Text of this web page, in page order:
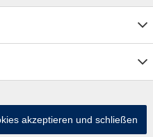
Sa.
Di.
Kirchplatz 2,
akzeptieren und schließen